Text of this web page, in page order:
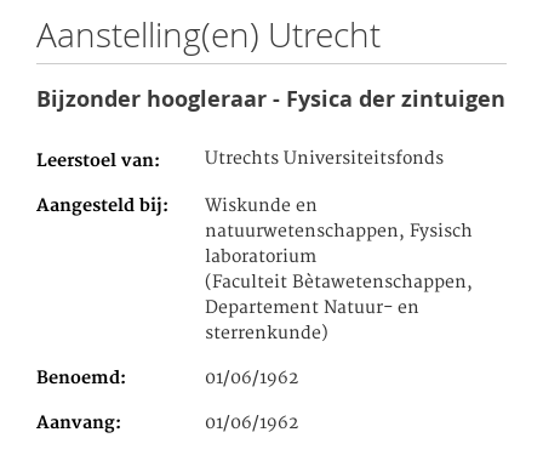
Aanstelling(en) Utrecht
Bijzonder hoogleraar - Fysica der zintuigen
Leerstoel van Utrechts Universiteitsfonds
Aangesteld bij
Wiskunde en
natuurwetenschappen, Fysisch
laboratorium
(Faculteit Bètawetenschappen,
Departement Natuur- en
sterrenkunde)
Benoemd 01/06/1962
Aanvang 01/06/1962